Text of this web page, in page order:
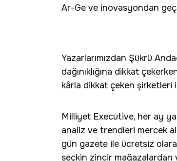
Ar-Ge ve inovasyondan
Yazarlarımızdan Şükrü
dağınıklığına dikkat
kârla dikkat çeken şirketleri
Milliyet Executive, her ay
analiz ve trendleri mercek
gün gazete ile ücretsiz
seçkin zincir mağazalardan